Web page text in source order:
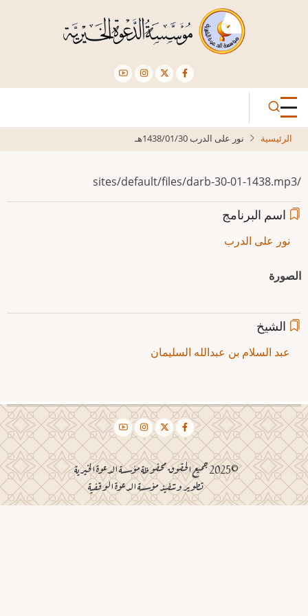
الرئيسية نور على الدرب 1438/01/30هـ
/sites/default/files/darb-30-01-1438.mp3
اسم البرنامج
نور على الدرب
الصورة
الشيخ
عبد السلام بن عبدالله السليمان
©2025 جميع الحقوق محفوظة مؤسسة الدعوة الخيرية
تطوير وتنفيذ مؤسسة الدعوة الوقفية